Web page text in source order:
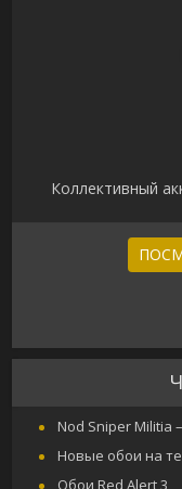
Коллективный
Nod Sniper Militia
Новые обои на
Обои Red Alert 3